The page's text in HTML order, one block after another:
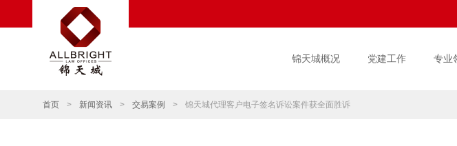
锦天城概况 党建工作 专业
首页 > 新闻资讯 > 交易案例 > 锦天城代理客户电子签名诉讼案件获全面胜诉